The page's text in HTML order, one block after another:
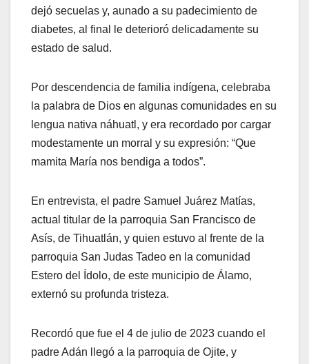
dejó secuelas y, aunado a su padecimiento de
diabetes, al final le deterioró delicadamente su
estado de salud.
Por descendencia de familia indígena, celebraba
la palabra de Dios en algunas comunidades en su
lengua nativa náhuatl, y era recordado por cargar
modestamente un morral y su expresión: “Que
mamita María nos bendiga a todos”.
En entrevista, el padre Samuel Juárez Matías,
actual titular de la parroquia San Francisco de
Asís, de Tihuatlán, y quien estuvo al frente de la
parroquia San Judas Tadeo en la comunidad
Estero del Ídolo, de este municipio de Álamo,
externó su profunda tristeza.
Recordó que fue el 4 de julio de 2023 cuando el
padre Adán llegó a la parroquia de Ojite, y